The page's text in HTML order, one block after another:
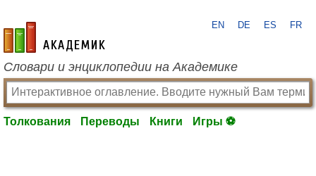
academic.ru
EN DE ES FR
Словари и энциклопедии на Академике
Толкования Переводы Книги Игры ⚽